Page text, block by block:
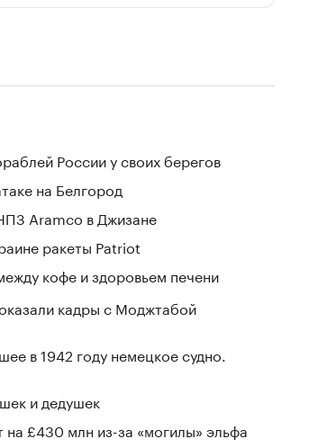
России у своих берегов
на Белгород
Aramco в Джизане
ракеты Patriot
кофе и здоровьем печени
кадры с Моджтабой
в 1942 году немецкое судно.
и дедушек
£430 млн из-за «могилы» эльфа